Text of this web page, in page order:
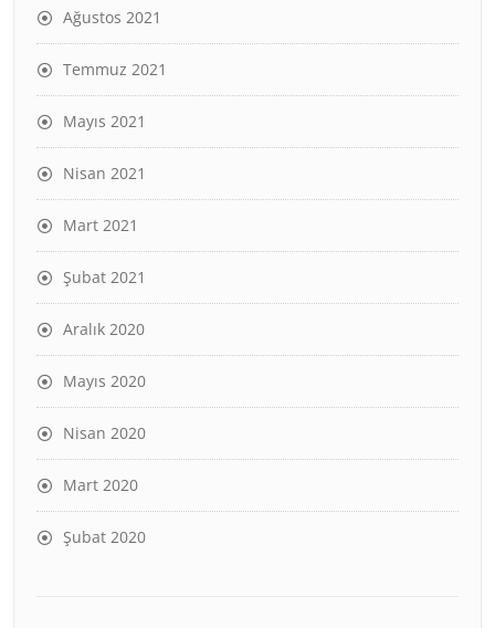
Ağustos 2021
Temmuz 2021
Mayıs 2021
Nisan 2021
Mart 2021
Şubat 2021
Aralık 2020
Mayıs 2020
Nisan 2020
Mart 2020
Şubat 2020